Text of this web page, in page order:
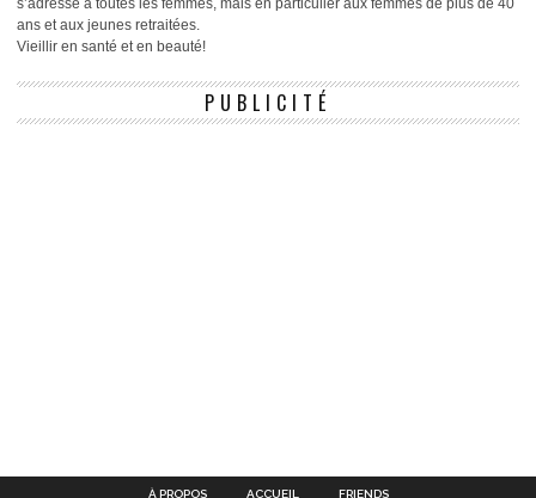
s’adresse à toutes les femmes, mais en particulier aux femmes de plus de 40
ans et aux jeunes retraitées.
Vieillir en santé et en beauté!
PUBLICITÉ
À PROPOS ACCUEIL FRIENDS